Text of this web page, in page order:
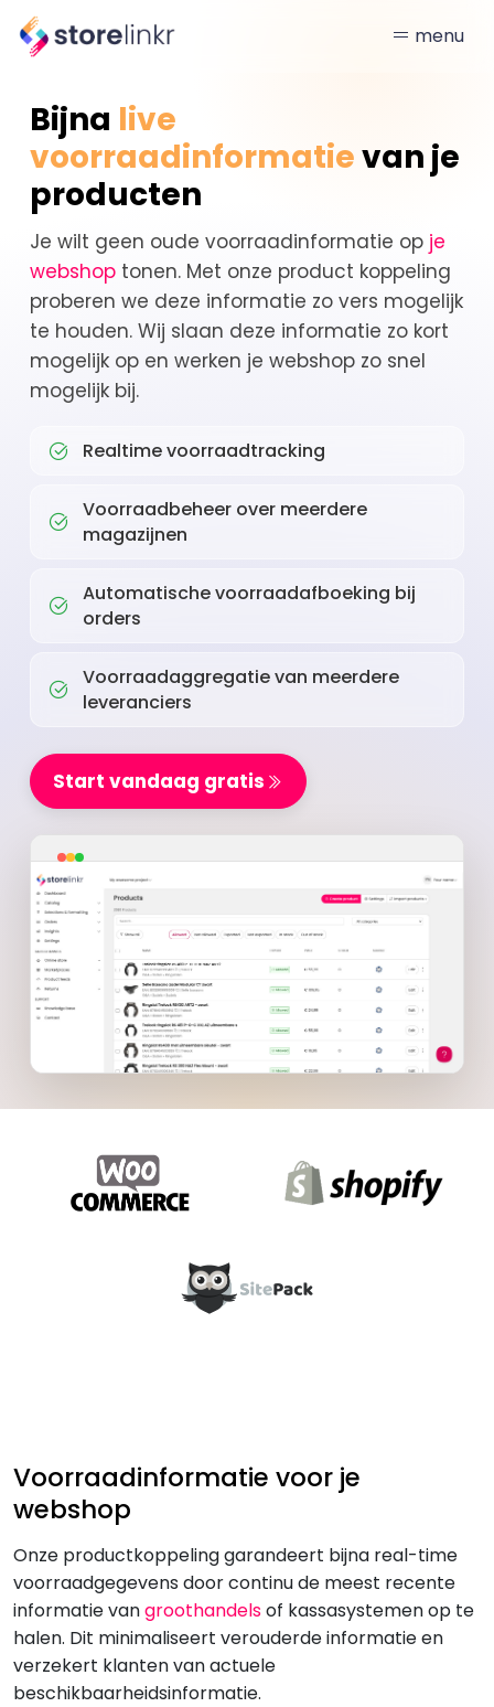
menu
Bijna live
voorraadinformatievan je
producten
Je wilt geen oude voorraadinformatie op je
webshop tonen. Met onze product koppeling
proberen we deze informatie zo vers mogelijk
te houden. Wij slaan deze informatie zo kort
mogelijk op en werken je webshop zo snel
mogelijk bij.
Realtime voorraadtracking
Voorraadbeheer over meerdere
magazijnen
Automatische voorraadafboeking bij
orders
Voorraadaggregatie van meerdere
leveranciers
Start vandaag gratis
Voorraadinformatie voor je
webshop
Onze productkoppeling garandeert bijna real-time
voorraadgegevens door continu de meest recente
informatie vangroothandelsof kassasystemen op te
halen. Dit minimaliseert verouderde informatie en
verzekert klanten van actuele
beschikbaarheidsinformatie.